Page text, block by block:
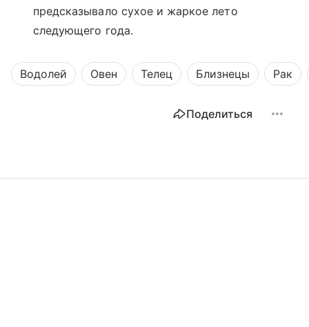
предсказывало сухое и жаркое лето
следующего года.
Водолей Овен Телец Близнецы Рак
Поделиться